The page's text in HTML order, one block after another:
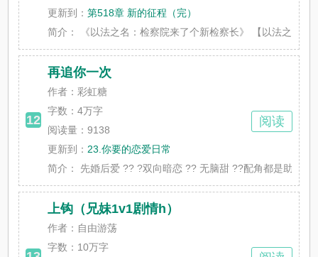
更新到：第518章 新的征程（完）
简介：
《以法之名：检察院来了个新检察长》 【以法之名
12
再追你一次
作者：彩虹糖
字数：4万字
阅读量：9138
更新到： 23.你要的恋爱日常
简介：
先婚后爱 ?? ?双向暗恋 ?? 无脑甜 ??配角都是助攻，
阅读
上钩（兄妹1v1剧情h）
作者：自由游荡
字数： 10万字